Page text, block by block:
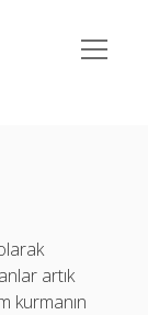
menüyü
aç
artık
kurmanın